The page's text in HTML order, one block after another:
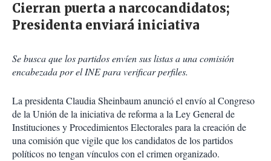
Cierran puerta a narcocandidatos;
Presidenta enviará iniciativa
Se busca que los partidos envíen sus listas a una comisión
encabezada por el INE para verificar perfiles.
La presidenta Claudia Sheinbaum anunció el envío al Congreso
de la Unión de la iniciativa de reforma a la Ley General de
Instituciones y Procedimientos Electorales para la creación de
una comisión que vigile que los candidatos de los partidos
políticos no tengan vínculos con el crimen organizado.